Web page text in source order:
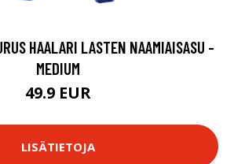
HAALARI LASTEN NAAMIAISASU -
MEDIUM
49.9 EUR
LISÄTIETOJA